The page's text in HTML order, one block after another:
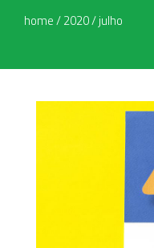
home/2020/julho